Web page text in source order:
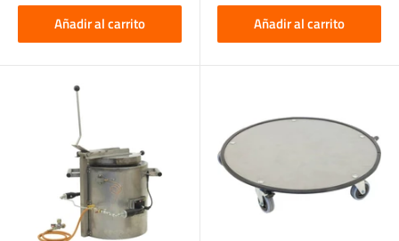
Añadir al carrito Añadir al carrito